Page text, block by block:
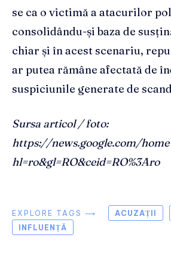
se ca o victimă a atacurilor
consolidându-și baza de
chiar și în acest scenariu,
ar putea rămâne afectată de
suspiciunile generate de
Sursa articol / foto:
https://news.google.com/
hl=ro&gl=RO&ceid=RO%3Aro
EXPLORE TAGS ⟶ ACUZAȚII
INFLUENȚĂ